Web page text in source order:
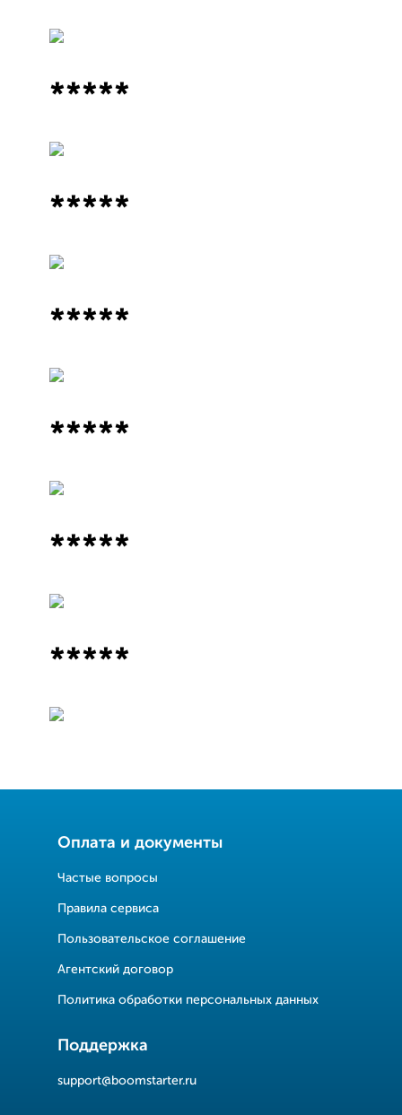
*****
*****
*****
*****
*****
*****
Оплата и документы
Частые вопросы
Правила сервиса
Пользовательское соглашение
Агентский договор
Политика обработки персональных данных
Поддержка
support@boomstarter.ru